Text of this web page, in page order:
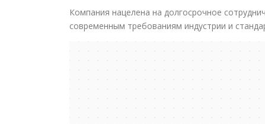
Компания нацелена на долгосрочное
современным требованиям индустрии и